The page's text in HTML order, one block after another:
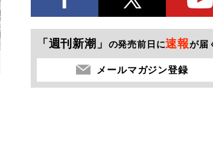
「週刊新潮」 の発売前日に速報が届
メールマガジン登録